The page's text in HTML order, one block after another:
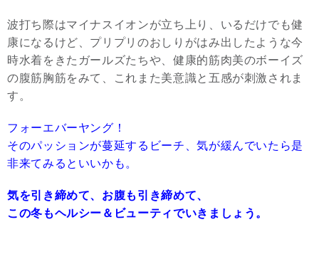
波打ち際はマイナスイオンが立ち上り、いるだけでも健
康になるけど、プリプリのおしりがはみ出したような今
時水着をきたガールズたちや、健康的筋肉美のボーイズ
の腹筋胸筋をみて、これまた美意識と五感が刺激されま
す。
フォーエバーヤング！
そのパッションが蔓延するビーチ、気が緩んでいたら是
非来てみるといいかも。
気を引き締めて、お腹も引き締めて、
この冬もヘルシー＆ビューティでいきましょう。